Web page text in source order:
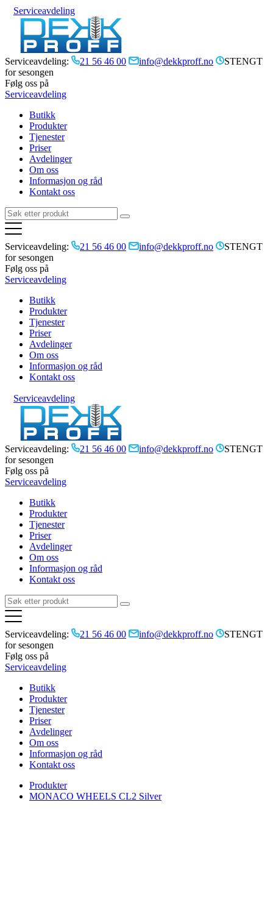
Serviceavdeling
Serviceavdeling: 21 56 46 00 info@dekkproff.no
STENGT
for sesongen
Følg oss på
Serviceavdeling
Butikk
Produkter
Tjenester
Priser
Avdelinger
Om oss
Informasjon og råd
Kontakt oss
Serviceavdeling: 21 56 46 00 info@dekkproff.no
STENGT
for sesongen
Følg oss på
Serviceavdeling
Butikk
Produkter
Tjenester
Priser
Avdelinger
Om oss
Informasjon og råd
Kontakt oss
Serviceavdeling
Serviceavdeling: 21 56 46 00 info@dekkproff.no
STENGT
for sesongen
Følg oss på
Serviceavdeling
Butikk
Produkter
Tjenester
Priser
Avdelinger
Om oss
Informasjon og råd
Kontakt oss
Serviceavdeling: 21 56 46 00 info@dekkproff.no
STENGT
for sesongen
Følg oss på
Serviceavdeling
Butikk
Produkter
Tjenester
Priser
Avdelinger
Om oss
Informasjon og råd
Kontakt oss
Produkter
MONACO WHEELS CL2 Silver